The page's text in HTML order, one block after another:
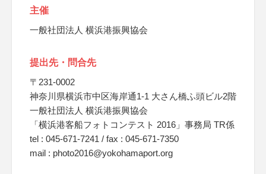
主催
一般社団法人 横浜港振興協会
提出先・問合先
〒231-0002
神奈川県横浜市中区海岸通1-1 大さん橋ふ頭ビル2階
一般社団法人 横浜港振興協会
「横浜港客船フォトコンテスト 2016」事務局 TR係
tel : 045-671-7241 / fax : 045-671-7350
mail : photo2016@yokohamaport.org